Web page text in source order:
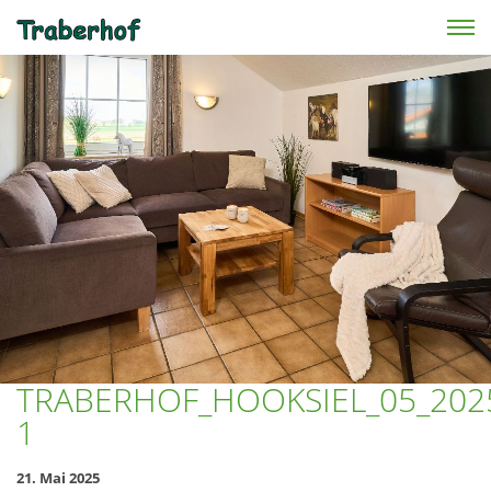
Skip to main content
1
21. Mai 2025